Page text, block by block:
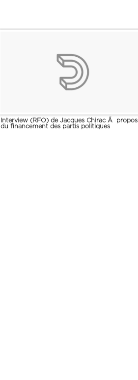
Interview (RFO) de Jacques Chirac Ã propos
du financement des partis politiques